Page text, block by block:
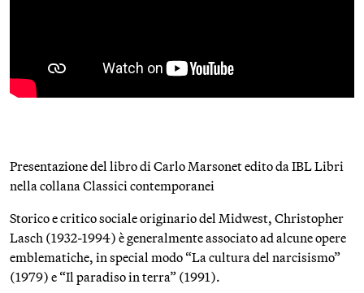
Presentazione del libro di Carlo Marsonet edito da IBL Libri
nella collana Classici contemporanei
Storico e critico sociale originario del Midwest, Christopher
Lasch (1932-1994) è generalmente associato ad alcune opere
emblematiche, in special modo “La cultura del narcisismo”
(1979) e “Il paradiso in terra” (1991).